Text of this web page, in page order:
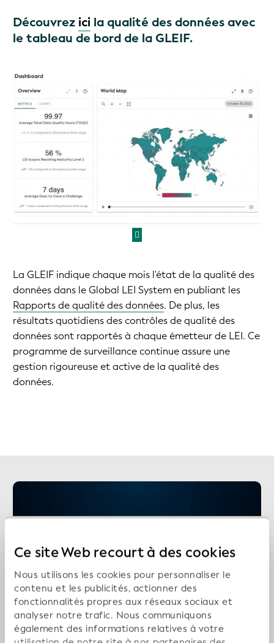
Ce site Web recourt à des cookies
Nous utilisons les cookies pour personnaliser le
contenu et les publicités, actionner des
fonctionnalités propres aux réseaux sociaux et
analyser notre trafic. Nous communiquons
également des informations relatives à votre
Découvrez ici la qualité des données avec
le tableau de bord de la GLEIF.
La GLEIF indique chaque mois l'état de la qualité des
données dans le Global LEI System en publiant les
Rapports de qualité des données. De plus, les
résultats quotidiens des contrôles de qualité des
données sont rapportés à chaque émetteur de LEI. Ce
programme de surveillance continue assure une
gestion rigoureuse et active de la qualité des
données.